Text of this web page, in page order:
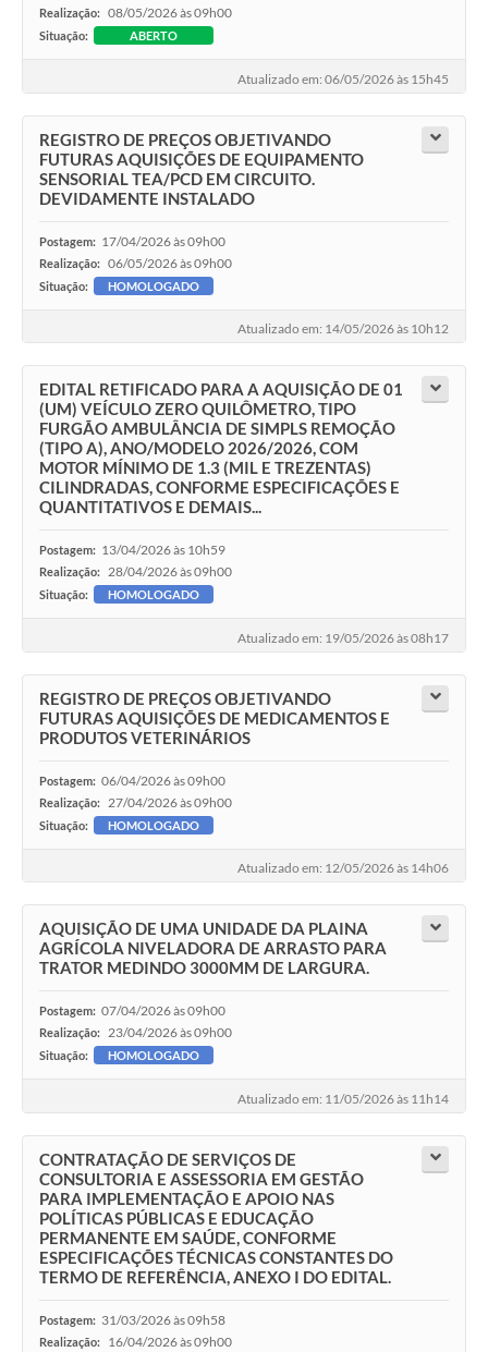
Realização: 08/05/2026 às 09h00
Situação: ABERTO
Atualizado em: 06/05/2026 às 15h45
REGISTRO DE PREÇOS OBJETIVANDO
FUTURAS AQUISIÇÕES DE EQUIPAMENTO
SENSORIAL TEA/PCD EM CIRCUITO.
DEVIDAMENTE INSTALADO
Postagem: 17/04/2026 às 09h00
Realização: 06/05/2026 às 09h00
Situação: HOMOLOGADO
Atualizado em: 14/05/2026 às 10h12
EDITAL RETIFICADO PARA A AQUISIÇÃO DE 01
(UM) VEÍCULO ZERO QUILÔMETRO, TIPO
FURGÃO AMBULÂNCIA DE SIMPLS REMOÇÃO
(TIPO A), ANO/MODELO 2026/2026, COM
MOTOR MÍNIMO DE 1.3 (MIL E TREZENTAS)
CILINDRADAS, CONFORME ESPECIFICAÇÕES E
QUANTITATIVOS E DEMAIS...
Postagem: 13/04/2026 às 10h59
Realização: 28/04/2026 às 09h00
Situação: HOMOLOGADO
Atualizado em: 19/05/2026 às 08h17
REGISTRO DE PREÇOS OBJETIVANDO
FUTURAS AQUISIÇÕES DE MEDICAMENTOS E
PRODUTOS VETERINÁRIOS
Postagem: 06/04/2026 às 09h00
Realização: 27/04/2026 às 09h00
Situação: HOMOLOGADO
Atualizado em: 12/05/2026 às 14h06
AQUISIÇÃO DE UMA UNIDADE DA PLAINA
AGRÍCOLA NIVELADORA DE ARRASTO PARA
TRATOR MEDINDO 3000MM DE LARGURA.
Postagem: 07/04/2026 às 09h00
Realização: 23/04/2026 às 09h00
Situação: HOMOLOGADO
Atualizado em: 11/05/2026 às 11h14
CONTRATAÇÃO DE SERVIÇOS DE
CONSULTORIA E ASSESSORIA EM GESTÃO
PARA IMPLEMENTAÇÃO E APOIO NAS
POLÍTICAS PÚBLICAS E EDUCAÇÃO
PERMANENTE EM SAÚDE, CONFORME
ESPECIFICAÇÕES TÉCNICAS CONSTANTES DO
TERMO DE REFERÊNCIA, ANEXO I DO EDITAL.
Postagem: 31/03/2026 às 09h58
Realização: 16/04/2026 às 09h00